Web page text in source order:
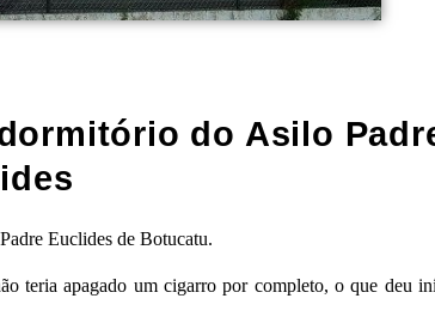
do Asilo
Euclides de Botucatu.
teria apagado um cigarro por completo, o que deu